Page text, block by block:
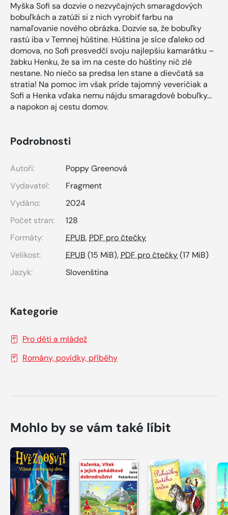
Myška Sofi sa dozvie o nezvyčajných smaragdových
bobuľkách a zatúži si z nich vyrobiť farbu na
namaľovanie nového obrázka. Dozvie sa, že bobuľky
rastú iba v Temnej húštine. Húština je síce ďaleko od
domova, no Sofi presvedčí svoju najlepšiu kamarátku –
žabku Henku, že sa im na ceste do húštiny nič zlé
nestane. No niečo sa predsa len stane a dievčatá sa
stratia! Na pomoc im však príde tajomný veveričiak a
Sofi a Henka vďaka nemu nájdu smaragdové bobuľky…
a napokon aj cestu domov.
Podrobnosti
Autoři:
Poppy Greenová
Vydavatel:
Fragment
Vydáno:
2024
Počet stran:
128
Formáty:
EPUB,PDF pro čtečky
Velikost:
EPUB (15 MiB),PDF pro čtečky(17 MiB)
Jazyk:
Slovenština
Kategorie
Pro děti a mládež
Romány, povídky, příběhy
Mohlo by se vám také líbit